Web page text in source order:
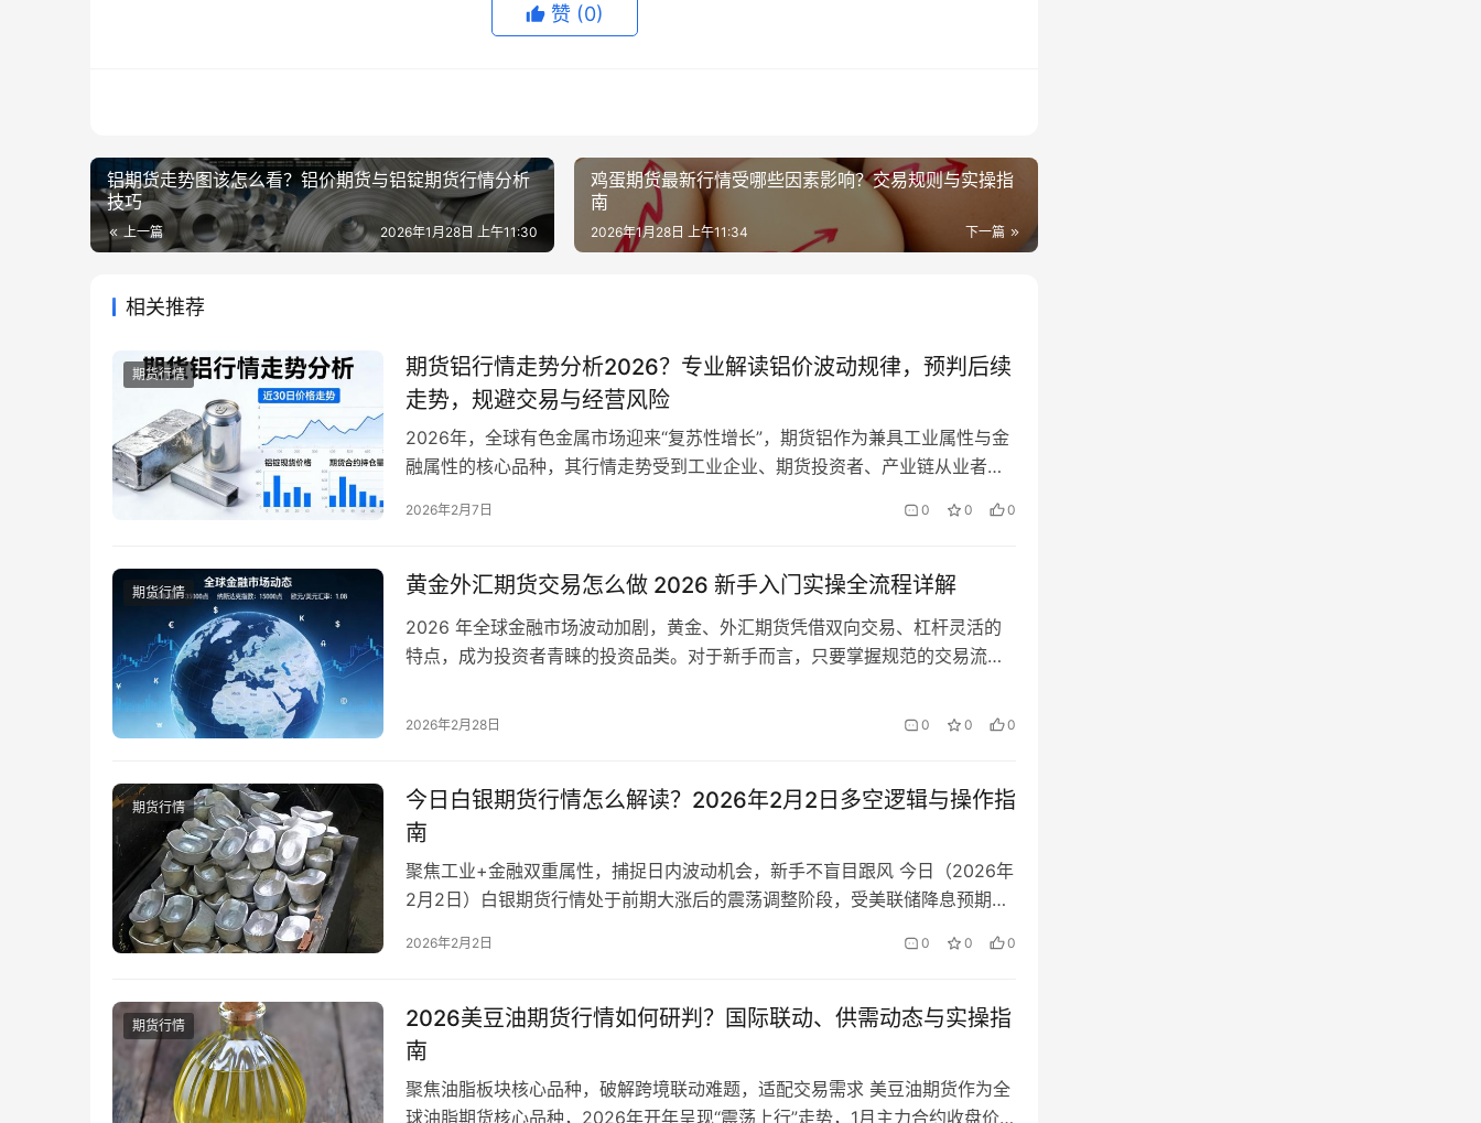
赞 (0)
铝期货走势图该怎么看？铝价期货与铝锭期货行情分析
技巧
上一篇 2026年1月28日 上午11:30
鸡蛋期货最新行情受哪些因素影响？交易规则与实操指
南
下一篇
2026年1月28日 上午11:34
相关推荐
期货行情
期货铝行情走势分析2026？专业解读铝价波动规律，预判后续
走势，规避交易与经营风险
2026年，全球有色金属市场迎来“复苏性增长”，期货铝作为兼具工业属性与金
融属性的核心品种，其行情走势受到工业企业、期货投资者、产业链从业者的
切需要一份专业、全面的行情分析，帮助其读懂铝价波动逻辑、把握市场动
征、核心影…
2026年2月7日 0 0 0
期货行情 黄金外汇期货交易怎么做 2026 新手入门实操全流程详解
2026 年全球金融市场波动加剧，黄金、外汇期货凭借双向交易、杠杆灵活的
特点，成为投资者青睐的投资品类。对于新手而言，只要掌握规范的交易流
规则认知、分析方法、实操交易到风险控制，全流程讲解黄金外汇期货交易方
2026年2月28日 0 0 0
期货行情
今日白银期货行情怎么解读？2026年2月2日多空逻辑与操作指
南
聚焦工业+金融双重属性，捕捉日内波动机会，新手不盲目跟风 今日（2026年
2月2日）白银期货行情处于前期大涨后的震荡调整阶段，受美联储降息预期、
博弈激烈”的特征。很多新手面对今日行情，要么因看不懂多空逻辑盲目追涨杀
行情的核…
2026年2月2日 0 0 0
期货行情
2026美豆油期货行情如何研判？国际联动、供需动态与实操指
南
聚焦油脂板块核心品种，破解跨境联动难题，适配交易需求 美豆油期货作为全
球油脂期货核心品种，2026年开年呈现“震荡上行”走势，1月主力合约收盘价